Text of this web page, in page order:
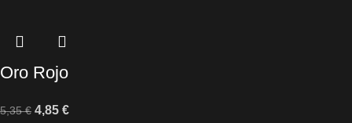
Oro Rojo
5,35€ 4,85 €